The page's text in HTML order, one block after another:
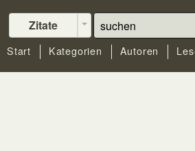
Zitate
Start Kategorien Autoren